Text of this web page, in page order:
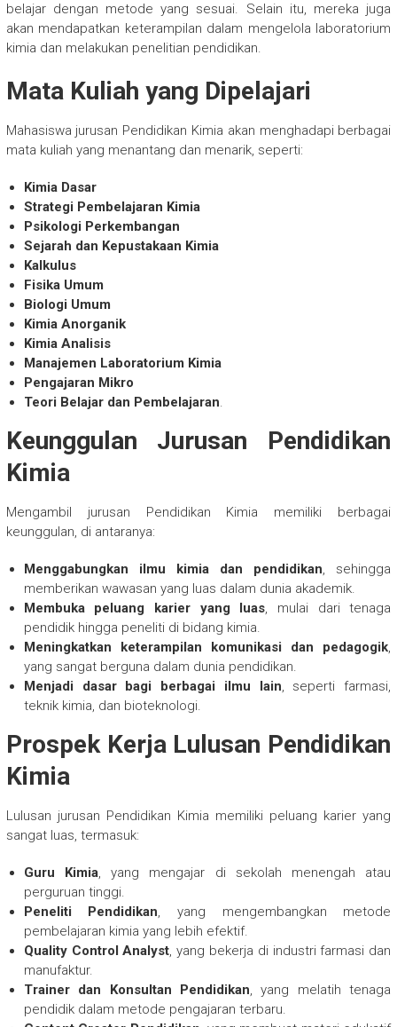
belajar dengan metode yang sesuai. Selain itu, mereka juga
akan mendapatkan keterampilan dalam mengelola laboratorium
kimia dan melakukan penelitian pendidikan.
Mata Kuliah yang Dipelajari
Mahasiswa jurusan Pendidikan Kimia akan menghadapi berbagai
mata kuliah yang menantang dan menarik, seperti:
Kimia Dasar
Strategi Pembelajaran Kimia
Psikologi Perkembangan
Sejarah dan Kepustakaan Kimia
Kalkulus
Fisika Umum
Biologi Umum
Kimia Anorganik
Kimia Analisis
Manajemen Laboratorium Kimia
Pengajaran Mikro
Teori Belajar dan Pembelajaran.
Keunggulan Jurusan Pendidikan
Kimia
Mengambil jurusan Pendidikan Kimia memiliki berbagai
keunggulan, di antaranya:
Menggabungkan ilmu kimia dan pendidikan, sehingga
memberikan wawasan yang luas dalam dunia akademik.
Membuka peluang karier yang luas, mulai dari tenaga
pendidik hingga peneliti di bidang kimia.
Meningkatkan keterampilan komunikasi dan pedagogik,
yang sangat berguna dalam dunia pendidikan.
Menjadi dasar bagi berbagai ilmu lain, seperti farmasi,
teknik kimia, dan bioteknologi.
Prospek Kerja Lulusan Pendidikan
Kimia
Lulusan jurusan Pendidikan Kimia memiliki peluang karier yang
sangat luas, termasuk:
Guru Kimia, yang mengajar di sekolah menengah atau
perguruan tinggi.
Peneliti Pendidikan, yang mengembangkan metode
pembelajaran kimia yang lebih efektif.
Quality Control Analyst, yang bekerja di industri farmasi dan
manufaktur.
Trainer dan Konsultan Pendidikan, yang melatih tenaga
pendidik dalam metode pengajaran terbaru.